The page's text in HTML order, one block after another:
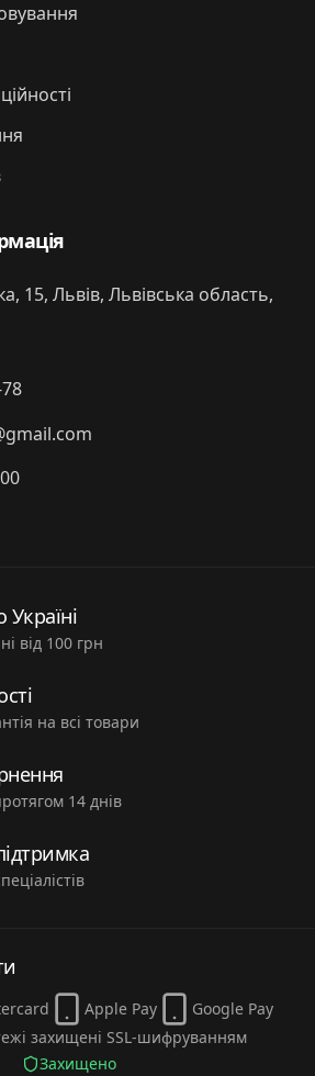
15, Львів, Львівська область,
від 100 грн
на всі товари
14 днів
Apple Pay
Google Pay
захищені SSL-шифруванням
Захищено